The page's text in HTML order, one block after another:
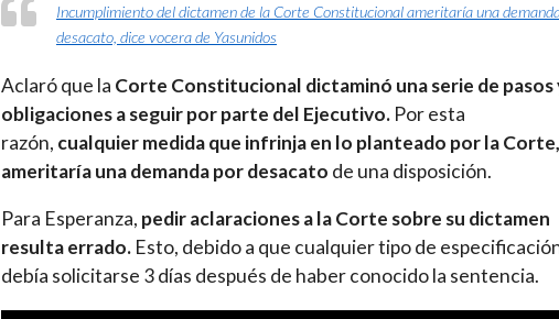
Incumplimiento del dictamen de la Corte Constitucional ameritaría una
desacato, dice vocera de Yasunidos
Aclaró que la Corte Constitucional dictaminó una serie de pasos
obligaciones a seguir por parte del Ejecutivo. Por esta
razón, cualquier medida que infrinja en lo planteado por la Corte,
ameritaría una demanda por desacato de una disposición.
Para Esperanza, pedir aclaraciones a la Corte sobre su dictamen
resulta errado. Esto, debido a que cualquier tipo de
debía solicitarse 3 días después de haber conocido la sentencia.